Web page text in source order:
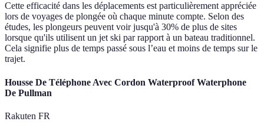
Cette efficacité dans les déplacements est particulièrement appréciée
lors de voyages de plongée où chaque minute compte. Selon des
études, les plongeurs peuvent voir jusqu'à 30% de plus de sites
lorsque qu'ils utilisent un jet ski par rapport à un bateau traditionnel.
Cela signifie plus de temps passé sous l’eau et moins de temps sur le
trajet.
Housse De Téléphone Avec Cordon Waterproof Waterphone
De Pullman
Rakuten FR